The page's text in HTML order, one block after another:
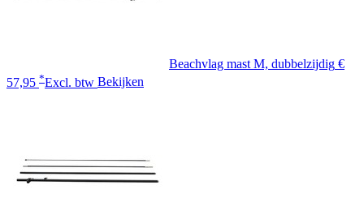
Beachvlag mast M, dubbelzijdig €
57,95 *Excl. btw Bekijken